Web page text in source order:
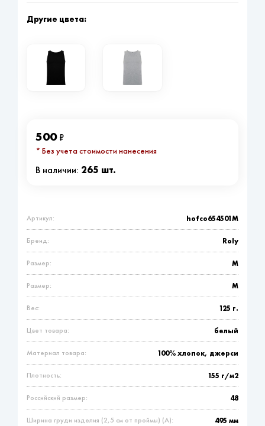
Другие цвета:
500₽
* Без учета стоимости нанесения
В наличии: 265 шт.
Артикул: hofco654501M
Бренд: Roly
Размер: M
Размер: M
Вес: 125 г.
Цвет товара: белый
Материал товара: 100% хлопок, джерси
Плотность: 155 г/м2
Российский размер: 48
Ширина груди изделия (2,5 см от проймы) (A): 495 мм